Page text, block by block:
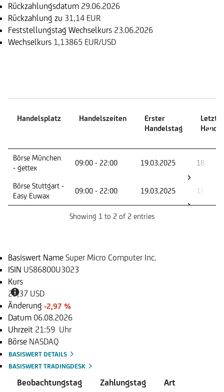
Rückzahlungsdatum 29.06.2026
Rückzahlung zu 31,14 EUR
Feststellungstag Wechselkurs 23.06.2026
Wechselkurs 1,13865 EUR/USD
Handelsplatz Handelszeiten
Erster
Handelstag
Letzter
Handelsplatz
Handelstag
Börse München
- gettex
09:00 - 22:00 19.03.2025
Börse Stuttgart -
Easy Euwax
09:00 - 22:00 19.03.2025
Showing 1 to 2 of 2 entries
Basiswert Name Super Micro Computer Inc.
ISIN US86800U3023
Kurs
29,37 USD
Änderung -2,97 %
Datum 06.08.2026
Uhrzeit 21:59 Uhr
Börse NASDAQ
BASISWERT DETAILS
BASISWERT TRADINGDESK
Beobachtungstag Zahlungstag Art